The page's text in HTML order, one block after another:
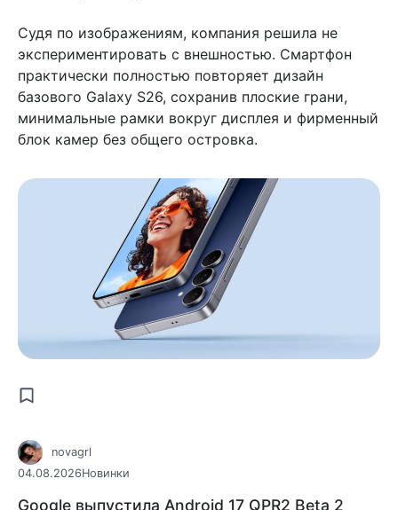
Судя по изображениям, компания решила не
экспериментировать с внешностью. Смартфон
практически полностью повторяет дизайн
базового Galaxy S26, сохранив плоские грани,
минимальные рамки вокруг дисплея и фирменный
блок камер без общего островка.
novagrl
04.08.2026Новинки
Google выпустила Android 17 QPR2 Beta 2